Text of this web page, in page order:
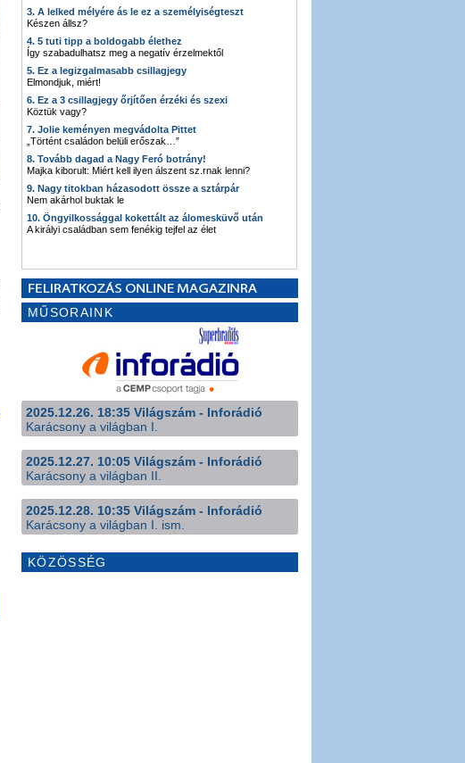
3. A lelked mélyére ás le ez a személyiségteszt
Készen állsz?
4. 5 tuti tipp a boldogabb élethez
Így szabadulhatsz meg a negatív érzelmektől
5. Ez a legizgalmasabb csillagjegy
Elmondjuk, miért!
6. Ez a 3 csillagjegy őrjítően érzéki és szexi
Köztük vagy?
7. Jolie keményen megvádolta Pittet
„Történt családon belüli erőszak…”
8. Tovább dagad a Nagy Feró botrány!
Majka kiborult: Miért kell ilyen álszent sz.rnak lenni?
9. Nagy titokban házasodott össze a sztárpár
Nem akárhol buktak le
10. Öngyilkossággal kokettált az álomesküvő után
A királyi családban sem fenékig tejfel az élet
MŰSORAINK
2025.12.26. 18:35 Világszám - Inforádió
Karácsony a világban I.
2025.12.27. 10:05 Világszám - Inforádió
Karácsony a világban II.
2025.12.28. 10:35 Világszám - Inforádió
Karácsony a világban I. ism.
KÖZÖSSÉG